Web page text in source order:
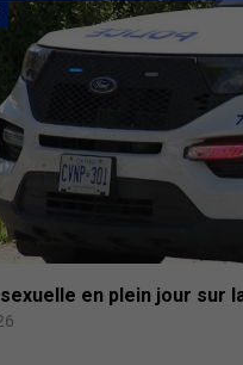
en plein jour sur